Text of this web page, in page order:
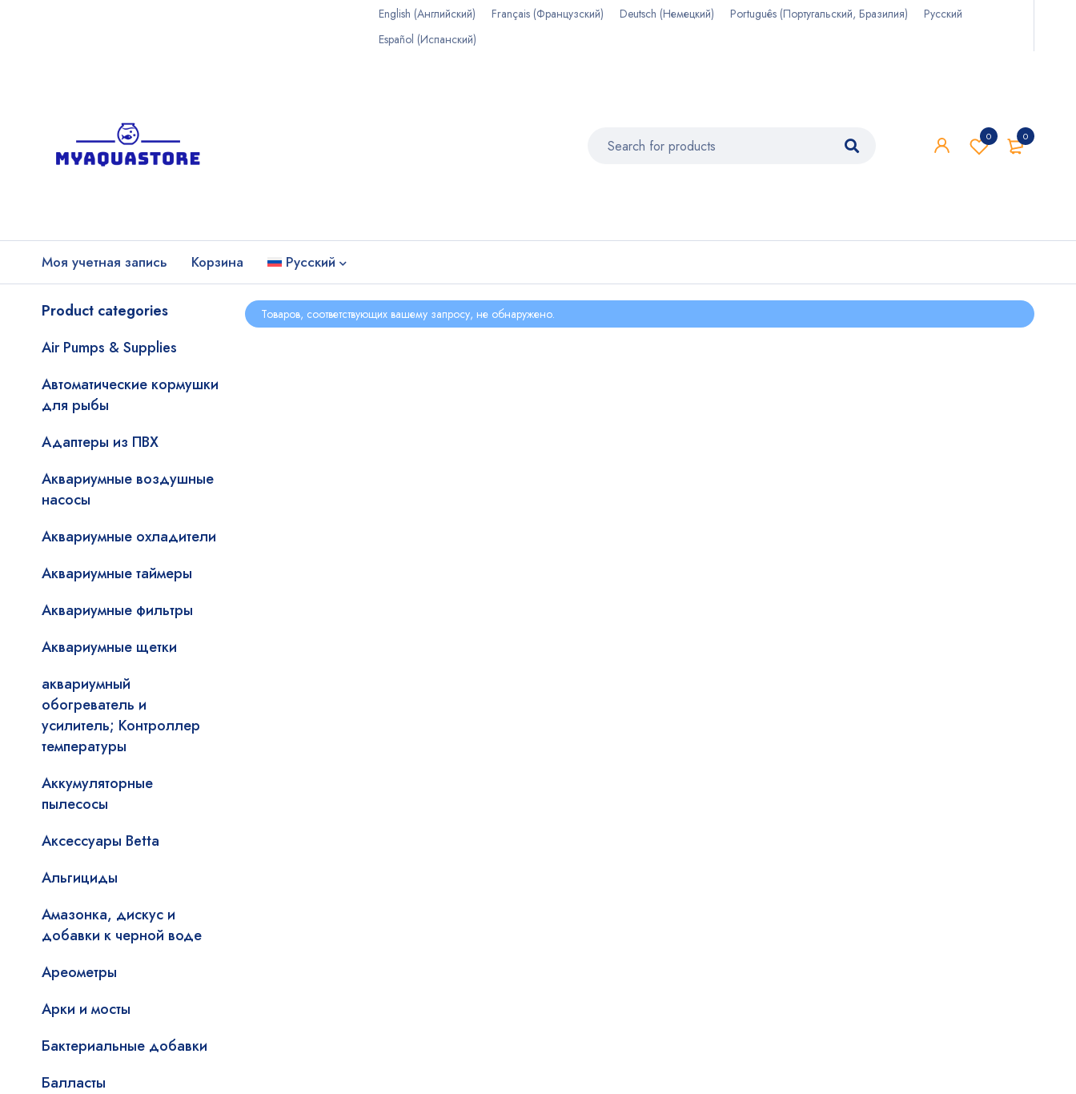
English (Английский) Français (Французский) Deutsch (Немецкий) Português (Португальский, Бразилия)
Русский
Español (Испанский)
0
0
Моя учетная запись Корзина Русский
Product categories
Air Pumps & Supplies
Автоматические кормушки
для рыбы
Адаптеры из ПВХ
Аквариумные воздушные
насосы
Аквариумные охладители
Аквариумные таймеры
Аквариумные фильтры
Аквариумные щетки
аквариумный
обогреватель и
усилитель; Контроллер
температуры
Аккумуляторные
пылесосы
Аксессуары Betta
Альгициды
Амазонка, дискус и
добавки к черной воде
Ареометры
Арки и мосты
Бактериальные добавки
Балласты
Товаров, соответствующих вашему запросу, не обнаружено.